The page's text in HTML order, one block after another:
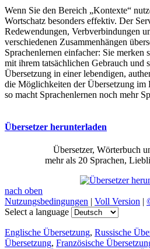
Wenn Sie den Bereich „Kontexte“
Wortschatz besonders effektiv. Der
Redewendungen, Verbverbindungen
verschiedenen Zusammenhängen
Sprachenlernen einfacher: Sie merken
mit ihrem tatsächlichen Gebrauch und
Übersetzung in einer lebendigen,
die Möglichkeiten der Übersetzung
so macht Sprachenlernen noch mehr
Übersetzer herunterladen
Übersetzer, Wörterbuch
mehr als 20 Sprachen,
nach oben
Nutzungsbedingungen | Voll Version |
Select a language
Englische Übersetzung, Russische
Übersetzung, Französische